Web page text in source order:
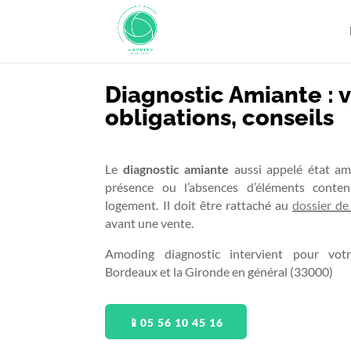
Diagnostic Amiante :
obligations, conseils
Le diagnostic amiante aussi appelé état
présence ou l’absences d’éléments
logement. Il doit être rattaché audossier
avant une vente.
Amoding diagnostic intervient pour
Bordeaux et la Gironde en général (33000)
📱05 56 10 45 16